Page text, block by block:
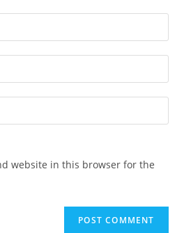
website in this browser for the